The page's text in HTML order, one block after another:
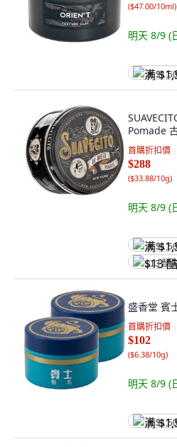
($47.00/10ml)
明天 8/9 (
满
Pomade
首購折扣價
$288
($33.88/10g)
明天 8/9 (
满
$13 酷
盛香堂 賓
首購折扣價
$102
($6.38/10g)
明天 8/9 (
满